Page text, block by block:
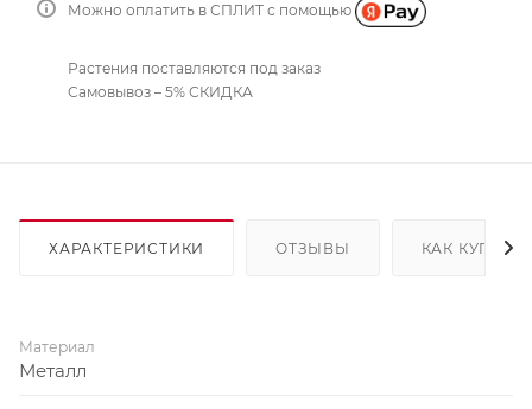
Можно оплатить в СПЛИТ с помощью
Растения поставляются под заказ
Самовывоз – 5% СКИДКА
ХАРАКТЕРИСТИКИ ОТЗЫВЫ КАК КУПИТЬ
Материал
Металл